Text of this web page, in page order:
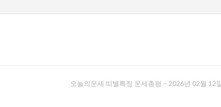
오늘의운세 띠별특징 운세총평 – 2026년 02월 12